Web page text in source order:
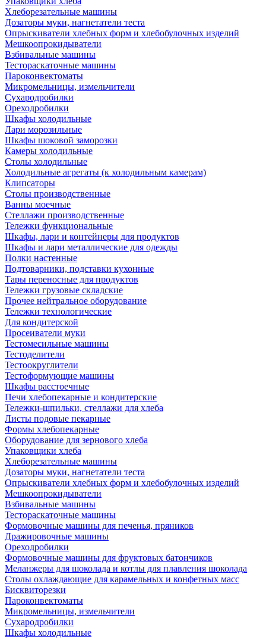
Хлеборезательные машины
Дозаторы муки, нагнетатели теста
Опрыскиватели хлебных форм и хлебобулочных изделий
Мешкоопрокидыватели
Взбивальные машины
Тестораскаточные машины
Пароконвектоматы
Микромельницы, измельчители
Сухародробилки
Ореходробилки
Шкафы холодильные
Лари морозильные
Шкафы шоковой заморозки
Камеры холодильные
Столы холодильные
Холодильные агрегаты (к холодильным камерам)
Клипсаторы
Столы производственные
Ванны моечные
Стеллажи производственные
Тележки функциональные
Шкафы, лари и контейнеры для продуктов
Шкафы и лари металлические для одежды
Полки настенные
Подтоварники, подставки кухонные
Тары переносные для продуктов
Тележки грузовые складские
Прочее нейтральное оборудование
Тележки технологические
Для кондитерской
Просеиватели муки
Тестомесильные машины
Тестоделители
Тестоокруглители
Тестоформующие машины
Шкафы расстоечные
Печи хлебопекарные и кондитерские
Тележки-шпильки, стеллажи для хлеба
Листы подовые пекарные
Формы хлебопекарные
Оборудование для зернового хлеба
Упаковщики хлеба
Хлеборезательные машины
Дозаторы муки, нагнетатели теста
Опрыскиватели хлебных форм и хлебобулочных изделий
Мешкоопрокидыватели
Взбивальные машины
Тестораскаточные машины
Формовочные машины для печенья, пряников
Дражировочные машины
Ореходробилки
Формовочные машины для фруктовых батончиков
Меланжеры для шоколада и котлы для плавления шоколада
Столы охлаждающие для карамельных и конфетных масс
Бисквиторезки
Пароконвектоматы
Микромельницы, измельчители
Сухародробилки
Шкафы холодильные